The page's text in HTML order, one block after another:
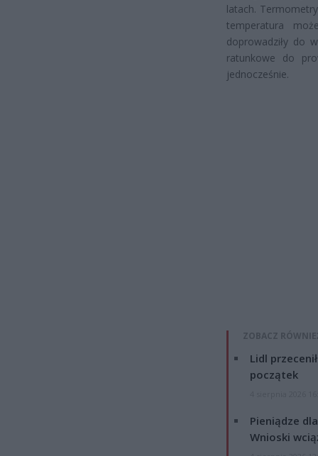
latach.
temperatura
doprowadziły do
ratunkowe do
jednocześnie.
ZOBACZ
Lidl
początek
Pieniądze
Wnioski